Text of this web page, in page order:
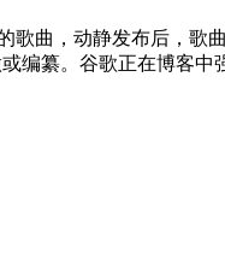
曲，动静发布后，歌
编纂。谷歌正在博客